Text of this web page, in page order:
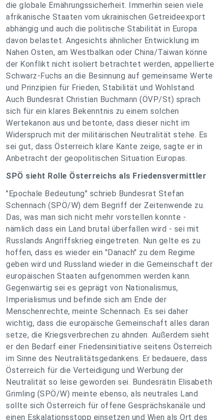
die globale Ernährungssicherheit. Immerhin seien viele
afrikanische Staaten vom ukrainischen Getreideexport
abhängig und auch die politische Stabilität in Europa
davon belastet. Angesichts ähnlicher Entwicklung im
Nahen Osten, am Westbalkan oder China/Taiwan könne
der Konflikt nicht isoliert betrachtet werden, appellierte
Schwarz-Fuchs an die Besinnung auf gemeinsame Werte
und Prinzipien für Frieden, Stabilität und Wohlstand.
Auch Bundesrat Christian Buchmann (ÖVP/St) sprach
sich für ein klares Bekenntnis zu einem solchen
Wertekanon aus und betonte, dass dieser nicht im
Widerspruch mit der militärischen Neutralität stehe. Es
sei gut, dass Österreich klare Kante zeige, sagte er in
Anbetracht der geopolitischen Situation Europas.
SPÖ sieht Rolle Österreichs als Friedensvermittler
"Epochale Bedeutung" schrieb Bundesrat Stefan
Schennach (SPÖ/W) dem Begriff der Zeitenwende zu.
Das, was man sich nicht mehr vorstellen konnte -
nämlich dass ein Land brutal überfallen wird - sei mit
Russlands Angriffskrieg eingetreten. Nun gelte es zu
hoffen, dass es wieder ein "Danach" zu dem Regime
geben wird und Russland wieder in die Gemeinschaft der
europäischen Staaten aufgenommen werden kann.
Gegenwärtig sei es geprägt von Nationalismus,
Imperialismus und befinde sich am Ende der
Menschenrechte, meinte Schennach. Es sei daher
wichtig, dass die europäische Gemeinschaft alles daran
setze, die Kriegsverbrechen zu ahnden. Außerdem sieht
er den Bedarf einer Friedensinitiative seitens Österreich
im Sinne des Neutralitätsgedankens. Er bedauere, dass
Österreich für die Verteidigung und Werbung der
Neutralität so leise geworden sei. Bundesrätin Elisabeth
Grimling (SPÖ/W) meinte ebenso, als neutrales Land
sollte sich Österreich für offene Gesprächskanäle und
einen Eskalationsstopp einsetzen und Wien als Ort des